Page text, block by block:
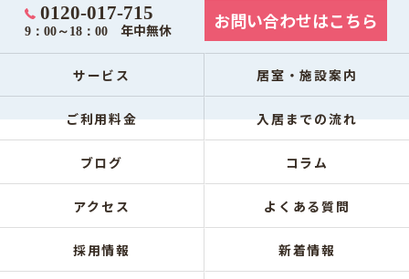
0120-017-715
9：00～18：00 年中無休 お問い合わせはこちら
サービス 居室・施設案内
ご利用料金 入居までの流れ
ブログ コラム
アクセス よくある質問
採用情報 新着情報